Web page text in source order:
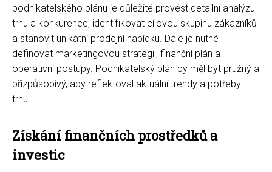
podnikatelského plánu je důležité provést detailní analýzu
trhu a konkurence, identifikovat cílovou skupinu zákazníků
a stanovit unikátní prodejní nabídku. Dále je nutné
definovat marketingovou strategii, finanční plán a
operativní postupy. Podnikatelský plán by měl být pružný a
přizpůsobivý, aby reflektoval aktuální trendy a potřeby
trhu.
Získání finančních prostředků a
investic